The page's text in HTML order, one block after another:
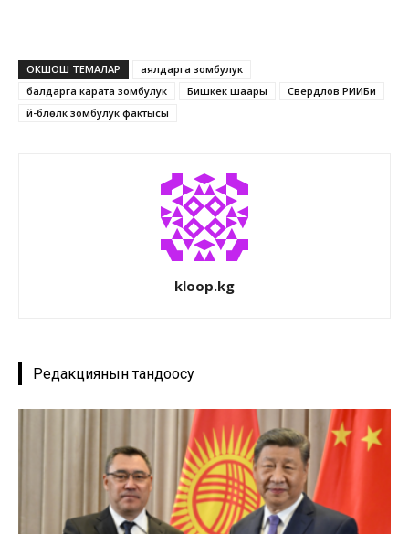
ОКШОШ ТЕМАЛАР
аялдарга зомбулук
балдарга карата зомбулук
Бишкек шаары
Свердлов РИИБи
үй-бүлөлүк зомбулук фактысы
kloop.kg
Редакциянын тандоосу